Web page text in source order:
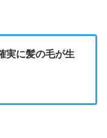
実に髪の毛が生